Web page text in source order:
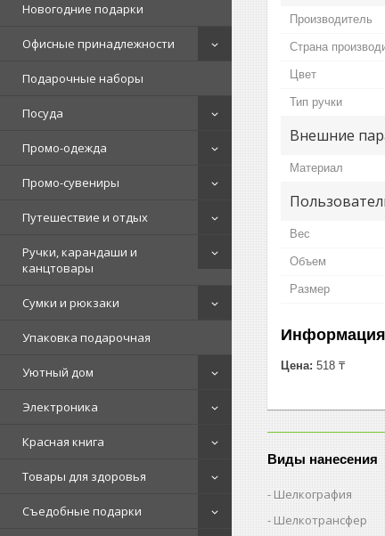
Новогодние подарки
Офисные принадлежности
Подарочные наборы
Посуда
Промо-одежда
Промо-сувениры
Путешествие и отдых
Ручки, карандаши и
канцтовары
Сумки и рюкзаки
Упаковка подарочная
Уютный дом
Электроника
Красная книга
Товары для здоровья
Съедобные подарки
Производитель
Страна
Цвет
Тип ручки
Внешние
Материал
Вес
Объем
Размер
Информация
Цена: 518 ₸
Виды нанесения
Шелкография
Шелкотрансфер